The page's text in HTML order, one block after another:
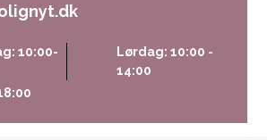
10:00-
Lørdag: 10:00 -
14:00